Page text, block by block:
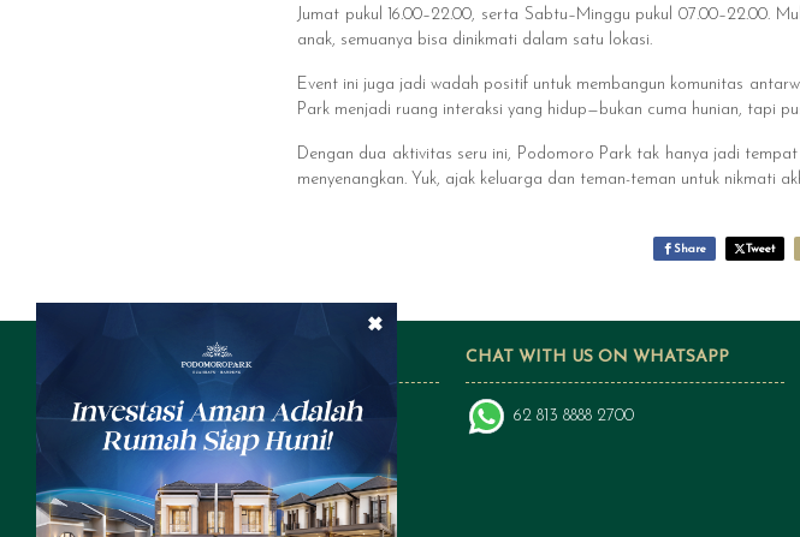
Jumat pukul 16.00–22.00, serta Sabtu–Minggu pukul 07.00–22.00.
anak, semuanya bisa dinikmati dalam satu lokasi.
Event ini juga jadi wadah positif untuk membangun komunitas
Park menjadi ruang interaksi yang hidup—bukan cuma hunian, tapi
Dengan dua aktivitas seru ini, Podomoro Park tak hanya jadi
menyenangkan. Yuk, ajak keluarga dan teman-teman untuk nikmati
Share Tweet
×
FOLLOW US ON SOCIAL MEDIA CHAT WITH US ON WHATSAPP
62 813 8888 2700